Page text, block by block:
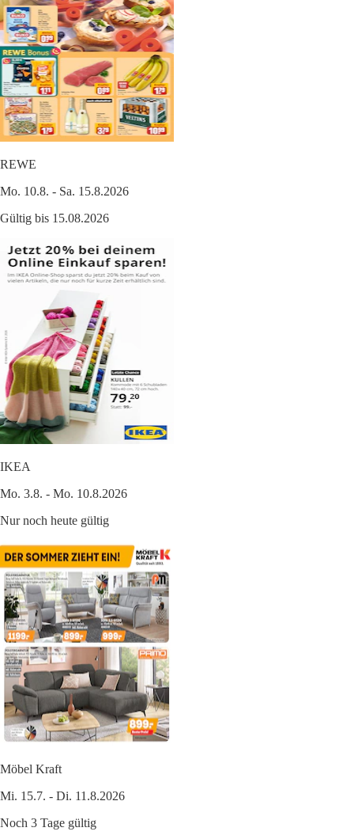
REWE
Mo. 10.8. - Sa. 15.8.2026
Gültig bis 15.08.2026
IKEA
Mo. 3.8. - Mo. 10.8.2026
Nur noch heute gültig
Möbel Kraft
Mi. 15.7. - Di. 11.8.2026
Noch 3 Tage gültig